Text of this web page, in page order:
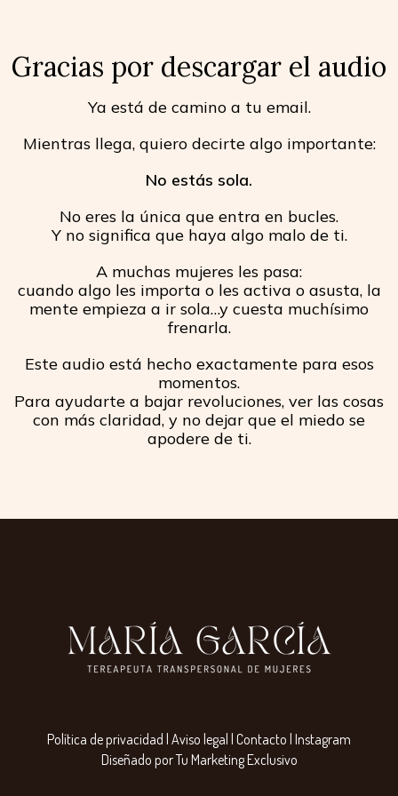
Gracias por descargar el audio
Ya está de camino a tu email.
Mientras llega, quiero decirte algo importante:
No estás sola.
No eres la única que entra en bucles.
Y no significa que haya algo malo de ti.
A muchas mujeres les pasa:
cuando algo les importa o les activa o asusta, la
mente empieza a ir sola…y cuesta muchísimo
frenarla.
Este audio está hecho exactamente para esos
momentos.
Para ayudarte a bajar revoluciones, ver las cosas
con más claridad, y no dejar que el miedo se
apodere de ti.
Política de privacidad | Aviso legal | Contacto | Instagram
Diseñado por Tu Marketing Exclusivo